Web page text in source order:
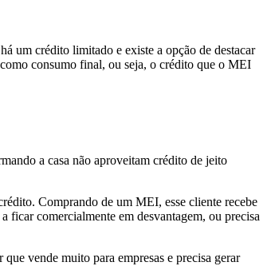
um crédito limitado e existe a opção de destacar
consumo final, ou seja, o crédito que o MEI
a casa não aproveitam crédito de jeito
Comprando de um MEI, esse cliente recebe
comercialmente em desvantagem, ou precisa
vende muito para empresas e precisa gerar